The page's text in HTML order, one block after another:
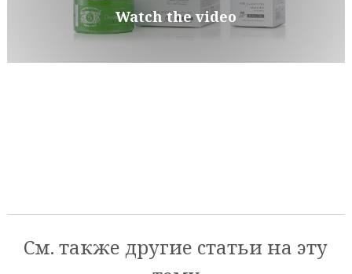
Watch the video
См. также другие статьи на эту